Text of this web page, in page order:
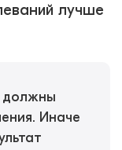
лучше
должны
Иначе